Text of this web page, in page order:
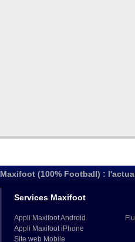
Maxifoot (100% Football) :
Services Maxifoot
Appli Maxifoot Android
Appli Maxifoot iPhone
Site web Mobile